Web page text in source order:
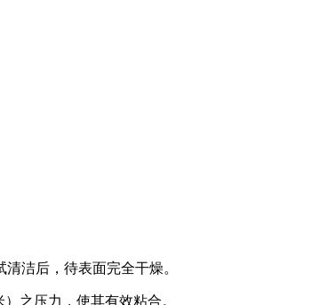
洁后，待表面完全干燥。
之压力，使其有效粘合。